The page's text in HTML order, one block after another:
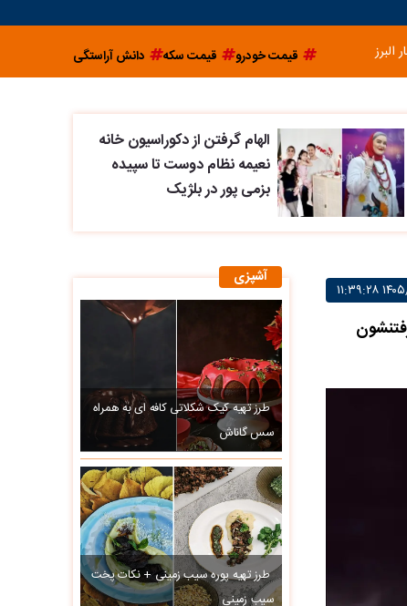
البرز قیمت خودرو قیمت سکه دانش آراستگی
الهام گرفتن از دکوراسیون خانه
نعیمه نظام دوست تا سپیده
بزمی پور در بلژیک
آشپزی
طرز تهیه کیک شکلاتی کافه ای به همراه
سس گاناش
طرز تهیه پوره سیب زمینی + نکات پخت
سیب زمینی